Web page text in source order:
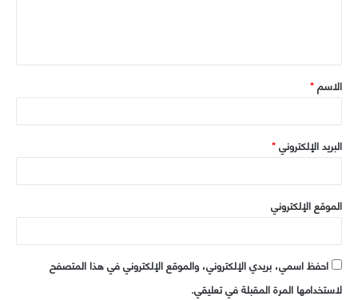
ق
*
الاسم*
البريد الإلكتروني*
الموقع الإلكتروني
احفظ اسمي، بريدي الإلكتروني، والموقع الإلكتروني في هذا المتصفح
لاستخدامها المرة المقبلة في تعليقي.